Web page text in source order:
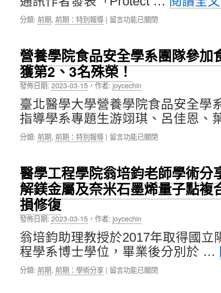
人
縣
教
育
發
展
協
會」〉
中
榮
出
人
才
發
展
基
金
會
10
輕
學
者
創
獎〉
中
分類: 前期, 前期：特別報導 | 在
甘
乃
文
體
育
長
榮
獲
教
育
育
署
「111
年
運
動
科
學
研
究
甲
留言功能已關閉
營養學院食品安全學系團隊參加
獲第2、3名殊榮！
發佈日期:2023-03-15，作者: joycechin
臺北醫學大學營養學院食品安全學
指導學系專題生游翊琪、呂佳恩
分類: 前期, 前期：特別報導 | 在
學
院
食
品
全
學
系
團
隊
參
加
留言功能已關閉
醫學工程學院翁培鈞老師學術分
解鎂金屬及奈米石墨烯量子點複
損修復
發佈日期:2023-03-15 ， 作者: joycechin
翁培鈞助理教授於2017年取得國立
程學系博士學位，畢業後分別於 …
分類: 前期, 前期：學術分享 | 在
留言功能已關閉